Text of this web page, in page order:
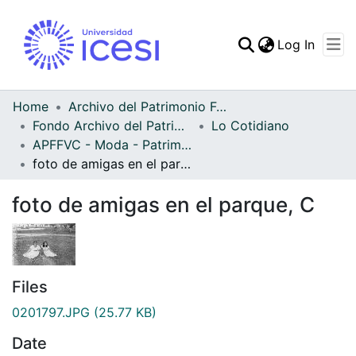
Statistics
Log In
Home
Archivo del Patrimonio Fotográfico y Fílmico del Valle del Cauca
Fondo Archivo del Patrimonio Fotográfico y Fílmico del Valle del Cauca
Lo Cotidiano
APFFVC - Moda - Patrimonial
foto de amigas en el parque, C
foto de amigas en el parque, C
Files
0201797.JPG (25.77 KB)
Date